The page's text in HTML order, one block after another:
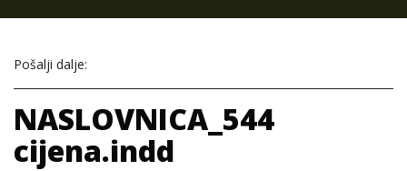
Pošalji dalje:
NASLOVNICA_544
cijena.indd